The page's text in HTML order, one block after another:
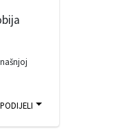
PODIJELI